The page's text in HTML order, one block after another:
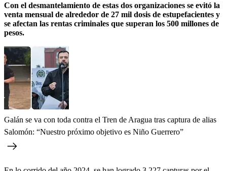
Con el desmantelamiento de estas dos organizaciones se evitó la
venta mensual de alrededor de 27 mil dosis de estupefacientes y
se afectan las rentas criminales que superan los 500 millones de
pesos.
Galán se va con toda contra el Tren de Aragua tras captura de alias
Salomón: “Nuestro próximo objetivo es Niño Guerrero”